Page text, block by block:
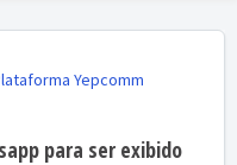
Yepcomm
para ser exibido